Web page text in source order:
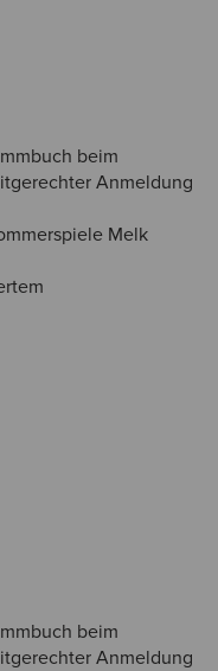
beim
Anmeldung
Melk
beim
Anmeldung